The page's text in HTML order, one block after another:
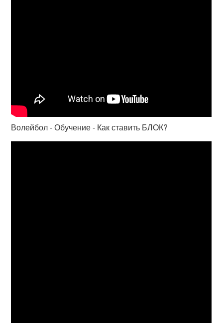
Волейбол - Обучение - Как ставить БЛОК?